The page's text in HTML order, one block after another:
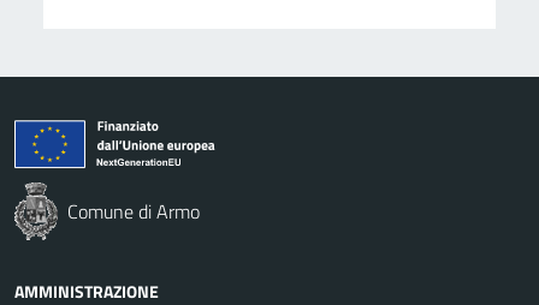
Comune di Armo
AMMINISTRAZIONE